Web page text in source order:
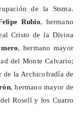
de la Stsma.
Rubio, hermano
Cristo de la Divina
, hermano mayor
del Monte Calvario;
de la Archicofradía de
, hermano mayor de
Rosell y los Cuatro